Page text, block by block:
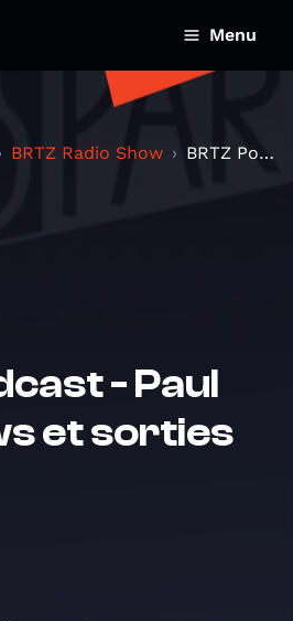
Menu
BRTZ Radio Show BRTZ Podcast - Paul Wall, News et sorties vinyles
- Paul
et sorties